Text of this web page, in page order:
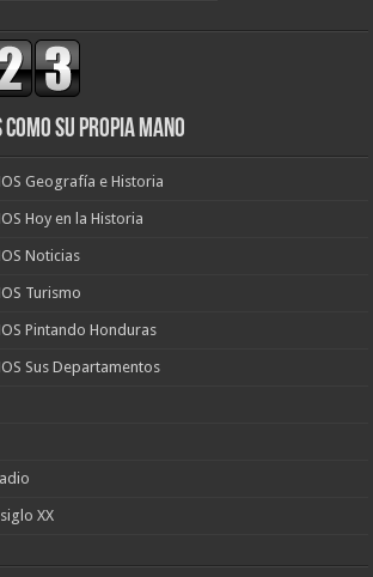
SU PROPIA MANO
Geografía e Historia
Hoy en la Historia
Noticias
Turismo
Pintando Honduras
Sus Departamentos
XX